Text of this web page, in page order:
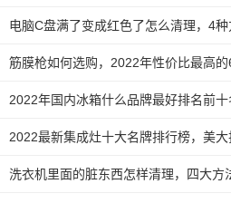
筋膜枪如何选购，2022年性价比最高
2022年国内冰箱什么品牌最好排名前
2022最新集成灶十大名牌排行榜，美
洗衣机里面的脏东西怎样清理，四大方